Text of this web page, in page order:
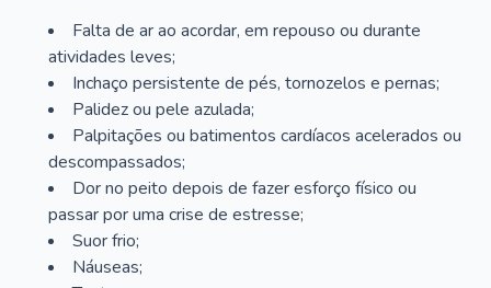
Falta de ar ao acordar, em repouso ou durante
atividades leves;
Inchaço persistente de pés, tornozelos e pernas;
Palidez ou pele azulada;
Palpitações ou batimentos cardíacos acelerados ou
descompassados;
Dor no peito depois de fazer esforço físico ou
passar por uma crise de estresse;
Suor frio;
Náuseas;